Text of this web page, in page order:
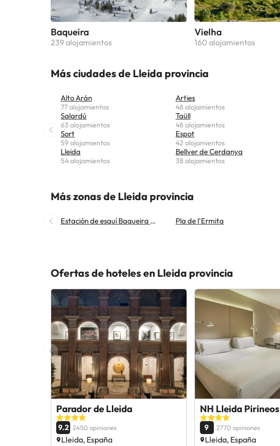
Baqueira
239 alojamientos
Vielha
160 alojamientos
Más ciudades de Lleida provincia
Alto Arán
77 alojamientos
Salardú
63 alojamientos
Sort
59 alojamientos
Lleida
54 alojamientos
Arties
48 alojamientos
Taüll
48 alojamientos
Espot
42 alojamientos
Bellver de Cerdanya
38 alojamientos
Más zonas de Lleida provincia
Estación de esquí Baqueira Beret Pla de l'Ermita
Ofertas de hoteles en Lleida provincia
Parador de Lleida
9.2 2450 opiniones
Lleida, España
NH Lleida Pirineos
9 2770 opiniones
Lleida, España